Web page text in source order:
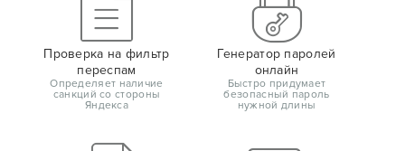
Проверка на фильтр
переспам
Определяет наличие
санкций со стороны
Яндекса
Генератор паролей
онлайн
Быстро придумает
безопасный пароль
нужной длины